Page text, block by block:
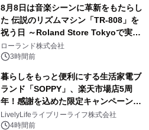
8月8日は音楽シーンに革新をもたらし
た 伝説のリズムマシン「TR-808」を
祝う日 ～Roland Store Tokyoで実機
を展示しての 記念キャンペーンを開
催 英国ラジオ「NTS」の 特別プログ
アーティストを フィーチャーしたアニ
メーションを公開～
ローランド株式会社
3時間前
暮らしをもっと便利にする生活家電ブ
ランド「SOPPY」、楽天市場店5周
年！感謝を込めた限定キャンペーンを
8月10日より開催
LivelyLifeライブリーライフ株式会社
4時間前